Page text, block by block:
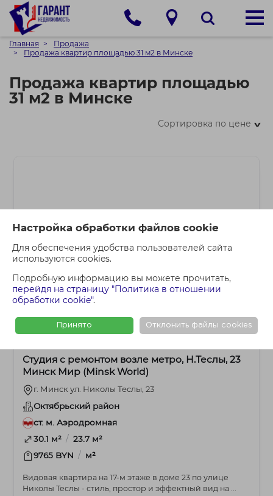
Настройка обработки файлов cookie
Для обеспечения удобства пользователей сайта
используются cookies.
Подробную информацию вы можете прочитать,
перейдя на страницу "Политика в отношении
обработки cookie".
Принято Отклонить файлы cookies
Главная
Продажа
Продажа квартир площадью 31 м2 в Минске
Продажа квартир площадью
31 м2 в Минске
Сортировка по цене>
1-комнатная 288 000 BYN
Студия с ремонтом возле метро, Н.Теслы, 23
Минск Мир (Minsk World)
г. Минск ул. Николы Теслы, 23
Октябрьский район
ст. м. Аэродромная
30.1 м² / 23.7 м²
9765 BYN / м²
Видовая квартира на 17‑м этаже в доме 23 по улице
Николы Теслы - стиль, простор и эффектный вид на ...